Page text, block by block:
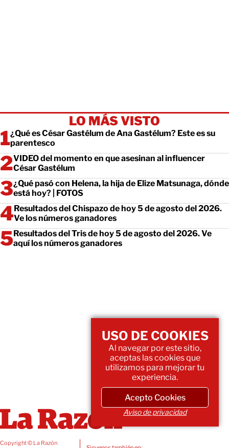
LO MÁS VISTO
¿Qué es César Gastélum de Ana Gastélum? Este es su
parentesco
VIDEO del momento en que asesinan al influencer
César Gastélum
¿Qué pasó con Helena, la hija de Elize Matsunaga, dónde
está hoy? | FOTOS
Resultados del Chispazo de hoy 5 de agosto del 2026.
Ve los números ganadores
Resultados del Tris de hoy 5 de agosto del 2026. Ve
aquí los números ganadores
Copyright © La Razón
USO DE COOKIES
Al navegar por este sitio,
aceptas las cookies que
utilizamos para mejorar tu
experiencia.
Acepto Cookies
Aviso de privacidad